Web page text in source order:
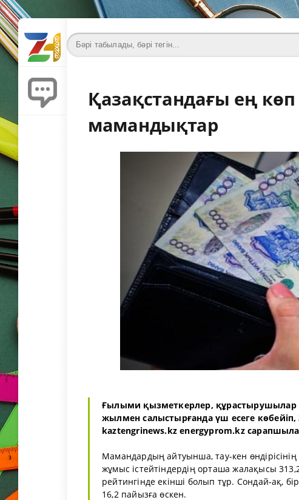
Қазақстандағы ең
мамандықтар
Ғылыми қызметкерлер,
жылмен салыстырғанда үш есеге
kaztengrinews.kz energyprom.kz
Мамандардың айтуынша, тау-кен
жұмыс істейтіндердің орташа жалақысы
рейтингінде екінші болып тұр. Сондай-ақ,
16,2 пайызға өскен.